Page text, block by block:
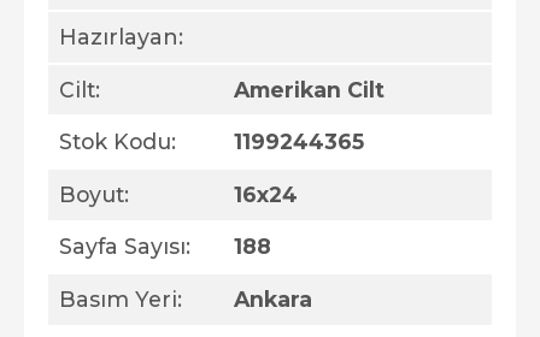
Hazırlayan:
Cilt: Amerikan Cilt
Stok Kodu: 1199244365
Boyut: 16x24
Sayfa Sayısı: 188
Basım Yeri: Ankara